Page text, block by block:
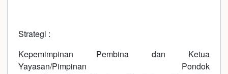
Strategi :
Kepemimpinan Pembina dan Ketua
Yayasan/Pimpinan Pondok